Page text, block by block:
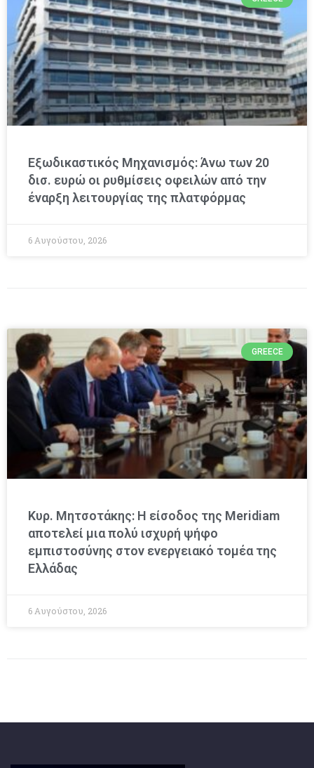
Εξωδικαστικός Μηχανισμός: Άνω των 20
δισ. ευρώ οι ρυθμίσεις οφειλών από την
έναρξη λειτουργίας της πλατφόρμας
6 Αυγούστου, 2026
GREECE
Κυρ. Μητσοτάκης: Η είσοδος της Meridiam
αποτελεί μια πολύ ισχυρή ψήφο
εμπιστοσύνης στον ενεργειακό τομέα της
Ελλάδας
6 Αυγούστου, 2026